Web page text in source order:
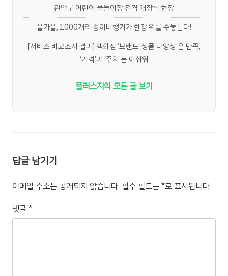
관악구 어린이 물놀이장 전격 개장식 현장
올가을, 1000개의 종이비행기가 한강 위를 수놓는다!
[서비스 비교조사 결과] 백화점 ‘브랜드·상품 다양성’은 만족,
‘가격’과 ‘주차’는 아쉬워
플러스지의 모든 글 보기
답글 남기기
이메일 주소는 공개되지 않습니다. 필수 필드는*로 표시됩니다
댓글*